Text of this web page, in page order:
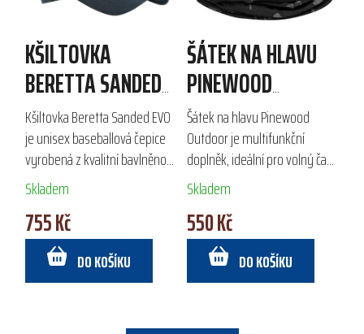
KŠILTOVKA
BERETTA SANDED
EVO
Kšiltovka Beretta Sanded EVO
je unisex baseballová čepice
vyrobená z kvalitní bavlněno-
polyesterové směsi, ideální
pro outdoorové aktivity.
Disponuje 3D vyšívaným
logem Beretta,...
Skladem
755 Kč
DO KOŠÍKU
ŠÁTEK NA HLAVU
PINEWOOD
OUTDOOR - 3 PACK
MIX
Šátek na hlavu Pinewood
Outdoor je multifunkční
doplněk, ideální pro volný čas,
lov a turistiku. Lze ho nosit
jako nákrčník, čepici, šátek
přes obličej nebo čelenku.
Vyroben ze...
Skladem
550 Kč
DO KOŠÍKU